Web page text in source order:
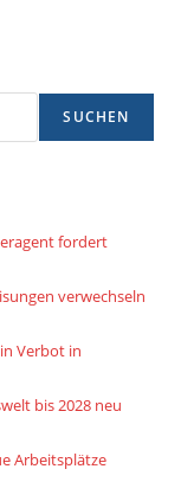
SUCHEN
fordert
verwechseln
Verbot in
bis 2028 neu
Arbeitsplätze